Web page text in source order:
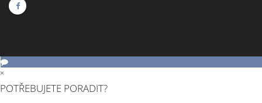
×
POTŘEBUJETE PORADIT?